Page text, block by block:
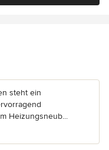
Sternen
steht ein
Heizungsneub...